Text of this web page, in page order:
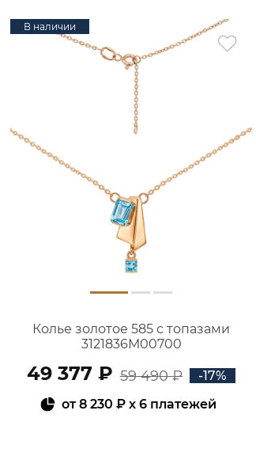
В наличии
Колье золотое 585 с топазами
3121836М00700
49 377 ₽ 59 490 ₽
-17%
от8 230 ₽x 6 платежей